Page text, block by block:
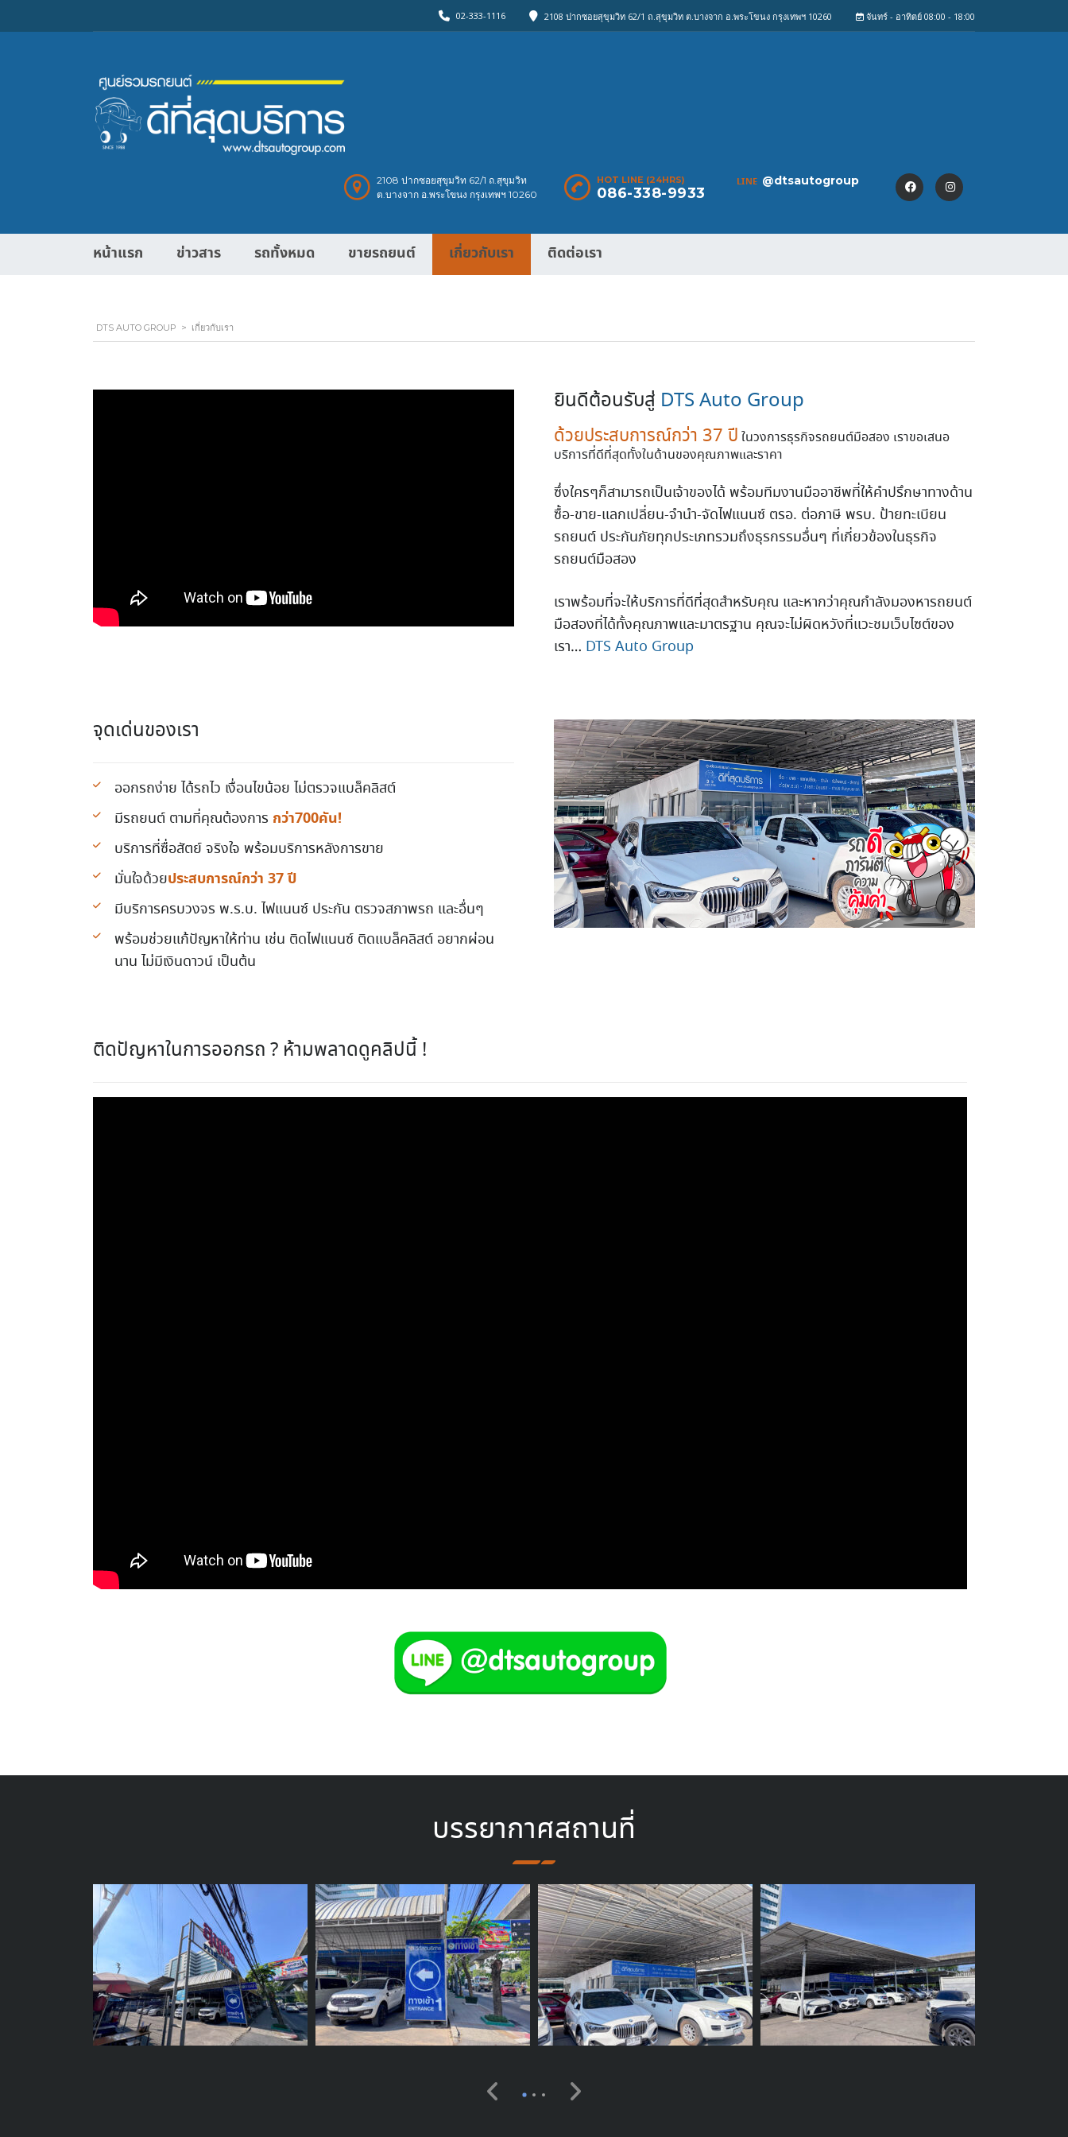
จันทร์ - อาทิตย์ 08:00 - 18:00
2108 ปากซอยสุขุมวิท 62/1 ถ.สุขุมวิท ต.บางจาก อ.พระโขนง กรุงเทพฯ 10260
02-333-1116
LINE @dtsautogroup
HOT LINE (24HRS)
086-338-9933
2108 ปากซอยสุขุมวิท 62/1 ถ.สุขุมวิท
ต.บางจาก อ.พระโขนง กรุงเทพฯ 10260
หน้าแรก ข่าวสาร รถทั้งหมด ขายรถยนต์ เกี่ยวกับเรา ติดต่อเรา
DTS AUTO GROUP > เกี่ยวกับเรา
ยินดีต้อนรับสู่ DTS Auto Group
ด้วยประสบการณ์กว่า 37 ปี ในวงการธุรกิจรถยนต์มือสอง เราขอเสนอ
บริการที่ดีที่สุดทั้งในด้านของคุณภาพและราคา
ซึ่งใครๆก็สามารถเป็นเจ้าของได้ พร้อมทีมงานมืออาชีพที่ให้คำปรึกษาทางด้าน
ซื้อ-ขาย-แลกเปลี่ยน-จำนำ-จัดไฟแนนซ์ ตรอ. ต่อภาษี พรบ. ป้ายทะเบียน
รถยนต์ ประกันภัยทุกประเภทรวมถึงธุรกรรมอื่นๆ ที่เกี่ยวข้องในธุรกิจ
รถยนต์มือสอง
เราพร้อมที่จะให้บริการที่ดีที่สุดสำหรับคุณ และหากว่าคุณกำลังมองหารถยนต์
มือสองที่ได้ทั้งคุณภาพและมาตรฐาน คุณจะไม่ผิดหวังที่แวะชมเว็บไซต์ของ
เรา… DTS Auto Group
จุดเด่นของเรา
ออกรถง่าย ได้รถไว เงื่อนไขน้อย ไม่ตรวจแบล็คลิสต์
มีรถยนต์ ตามที่คุณต้องการ กว่า700คัน!
บริการที่ซื่อสัตย์ จริงใจ พร้อมบริการหลังการขาย
มั่นใจด้วยประสบการณ์กว่า 37 ปี
มีบริการครบวงจร พ.ร.บ. ไฟแนนซ์ ประกัน ตรวจสภาพรถ และอื่นๆ
พร้อมช่วยแก้ปัญหาให้ท่าน เช่น ติดไฟแนนซ์ ติดแบล็คลิสต์ อยากผ่อน
นาน ไม่มีเงินดาวน์ เป็นต้น
ติดปัญหาในการออกรถ ? ห้ามพลาดดูคลิปนี้ !
บรรยากาศสถานที่